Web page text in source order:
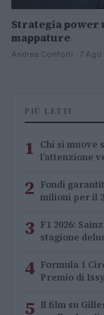
Strategia power
mappature
Andrea Conforti · 7
PIÙ LETTI
1 Chi si muove
l’attenzione
2 Fondi
milioni per il
3 F1 2026:
stagione
4 Formula 1
Premio di
5 Il film su